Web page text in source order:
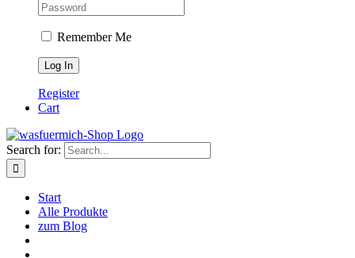
Remember Me
Register
Cart
Search for:
Start
Alle Produkte
zum Blog